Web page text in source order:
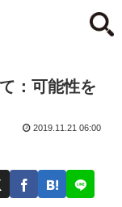
：可能性を
2019.11.21 06:00